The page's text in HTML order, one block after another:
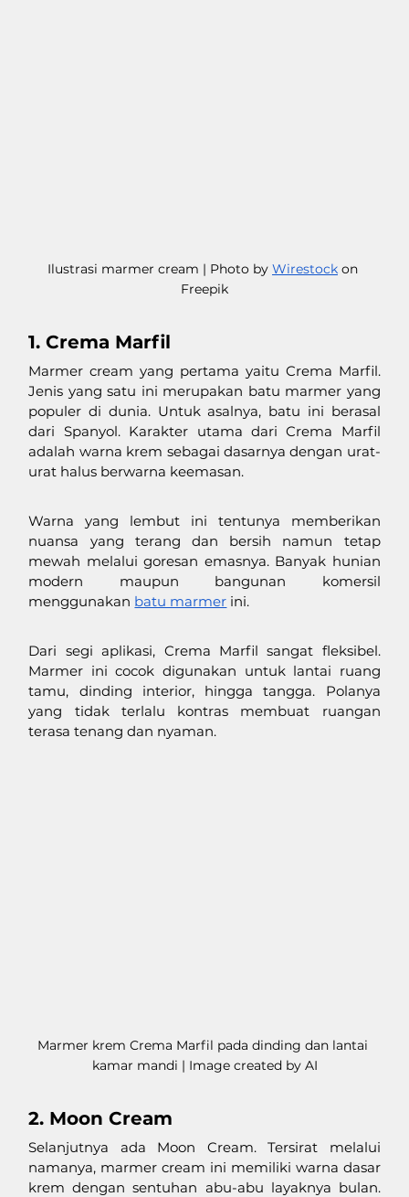
Ilustrasi marmer cream | Photo by Wirestock on
Freepik
1. Crema Marfil
Marmer cream yang pertama yaitu Crema Marfil.
Jenis yang satu ini merupakan batu marmer yang
populer di dunia. Untuk asalnya, batu ini berasal
dari Spanyol. Karakter utama dari Crema Marfil
adalah warna krem sebagai dasarnya dengan urat-
urat halus berwarna keemasan.
Warna yang lembut ini tentunya memberikan
nuansa yang terang dan bersih namun tetap
mewah melalui goresan emasnya. Banyak hunian
modern maupun bangunan komersil
menggunakan batu marmer ini.
Dari segi aplikasi, Crema Marfil sangat fleksibel.
Marmer ini cocok digunakan untuk lantai ruang
tamu, dinding interior, hingga tangga. Polanya
yang tidak terlalu kontras membuat ruangan
terasa tenang dan nyaman.
Marmer krem Crema Marfil pada dinding dan lantai
kamar mandi | Image created by AI
2. Moon Cream
Selanjutnya ada Moon Cream. Tersirat melalui
namanya, marmer cream ini memiliki warna dasar
krem dengan sentuhan abu-abu layaknya bulan.